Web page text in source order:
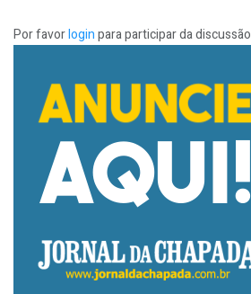
Por favorloginpara participar da discussão